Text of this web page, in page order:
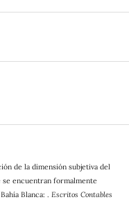
de la dimensión subjetiva del
encuentran formalmente
Blanca: . Escritos Contables